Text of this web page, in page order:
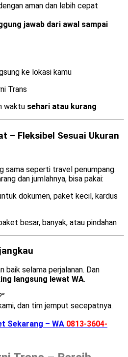
aman dan lebih cepat
jawab dari awal sampai
ke lokasi kamu
Trans
waktu sehari atau kurang
– Fleksibel Sesuai Ukuran
sama seperti travel penumpang.
dan jumlahnya, bisa pakai:
dokumen, paket kecil, kardus
besar, banyak, atau pindahan
baik selama perjalanan. Dan
langsung lewat WA.
dan tim jemput secepatnya.
Sekarang – WA 0813-3604-